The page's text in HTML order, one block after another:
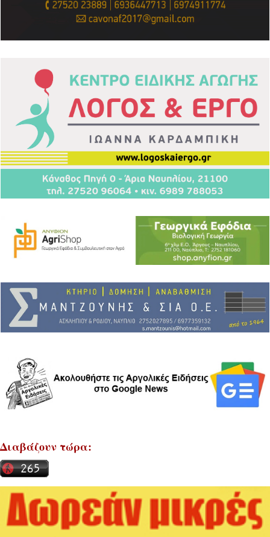
Διαβάζουν τώρα: